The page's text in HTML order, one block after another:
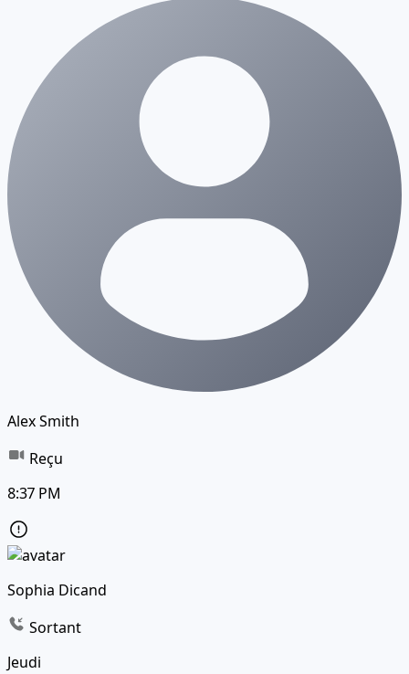
Alex Smith
Reçu
8:37 PM
Sophia Dicand
Sortant
Jeudi